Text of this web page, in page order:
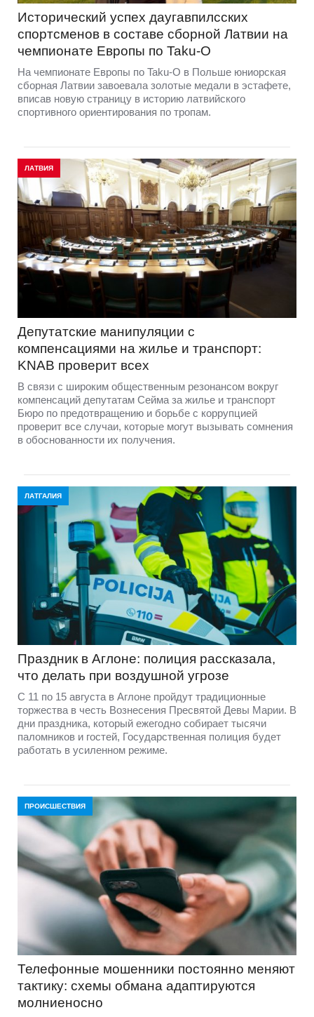
Исторический успех даугавпилсских
спортсменов в составе сборной Латвии на
чемпионате Европы по Taku-O
На чемпионате Европы по Taku-O в Польше юниорская
сборная Латвии завоевала золотые медали в эстафете,
вписав новую страницу в историю латвийского
спортивного ориентирования по тропам.
ЛАТВИЯ
Депутатские манипуляции с
компенсациями на жилье и транспорт:
KNAB проверит всех
В связи с широким общественным резонансом вокруг
компенсаций депутатам Сейма за жилье и транспорт
Бюро по предотвращению и борьбе с коррупцией
проверит все случаи, которые могут вызывать сомнения
в обоснованности их получения.
ЛАТГАЛИЯ
Праздник в Аглоне: полиция рассказала,
что делать при воздушной угрозе
С 11 по 15 августа в Аглоне пройдут традиционные
торжества в честь Вознесения Пресвятой Девы Марии. В
дни праздника, который ежегодно собирает тысячи
паломников и гостей, Государственная полиция будет
работать в усиленном режиме.
ПРОИСШЕСТВИЯ
Телефонные мошенники постоянно меняют
тактику: схемы обмана адаптируются
молниеносно